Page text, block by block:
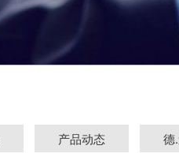
产品动态 德